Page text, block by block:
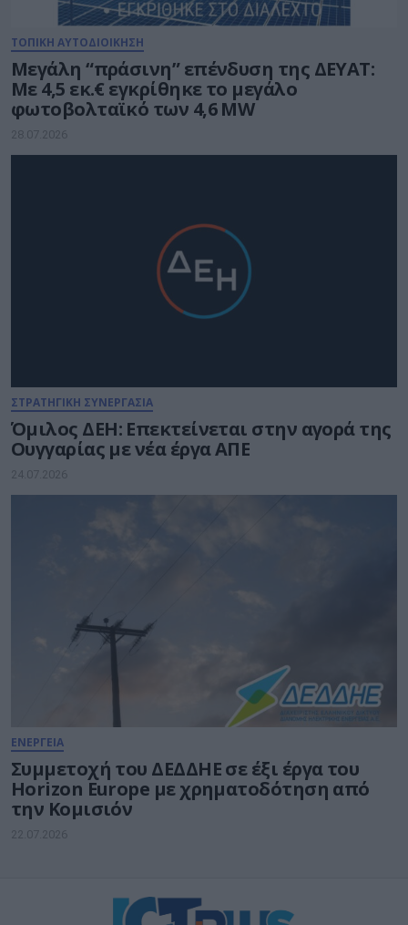
ΤΟΠΙΚΗ ΑΥΤΟΔΙΟΙΚΗΣΗ
Μεγάλη “πράσινη” επένδυση της ΔΕΥΑΤ:
Με 4,5 εκ.€ εγκρίθηκε το μεγάλο
φωτοβολταϊκό των 4,6 MW
28.07.2026
ΣΤΡΑΤΗΓΙΚΗ ΣΥΝΕΡΓΑΣΙΑ
Όμιλος ΔΕΗ: Επεκτείνεται στην αγορά της
Ουγγαρίας με νέα έργα ΑΠΕ
24.07.2026
ΕΝΕΡΓΕΙΑ
Συμμετοχή του ΔΕΔΔΗΕ σε έξι έργα του
Horizon Europe με χρηματοδότηση από
την Κομισιόν
22.07.2026